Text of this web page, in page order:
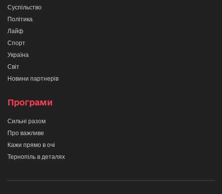
Суспільство
Політика
Лайф
Спорт
Україна
Світ
Новини партнерів
Програми
Сильні разом
Про важливе
Кажи прямо в очі
Тернопіль в деталях